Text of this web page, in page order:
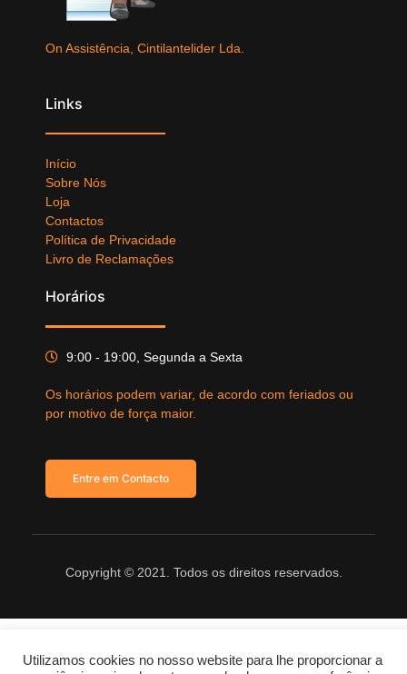
On Assistência, Cintilantelider Lda.
Links
Início
Sobre Nós
Loja
Contactos
Política de Privacidade
Livro de Reclamações
Horários
9:00 - 19:00, Segunda a Sexta
Os horários podem variar, de acordo com feriados ou
por motivo de força maior.
Entre em Contacto
Copyright © 2021. Todos os direitos reservados.
Utilizamos cookies no nosso website para lhe proporcionar a